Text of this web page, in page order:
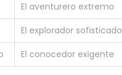
El aventurero extremo
El explorador sofisticado
El conocedor exigente